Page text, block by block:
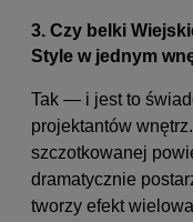
3. Czy belki
Style w jednym
Tak — i jest to
projektantów
szczotkowanej
dramatycznie
tworzy efekt